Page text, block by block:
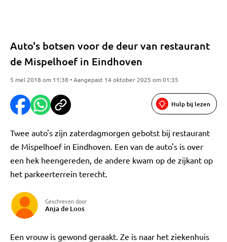
Auto's botsen voor de deur van restaurant
de Mispelhoef in Eindhoven
5 mei 2018 om 11:38 • Aangepast 14 oktober 2025 om 01:35
Hulp bij lezen
Twee auto's zijn zaterdagmorgen gebotst bij restaurant
de Mispelhoef in Eindhoven. Een van de auto's is over
een hek heengereden, de andere kwam op de zijkant op
het parkeerterrein terecht.
Geschreven door
Anja de Loos
Een vrouw is gewond geraakt. Ze is naar het ziekenhuis